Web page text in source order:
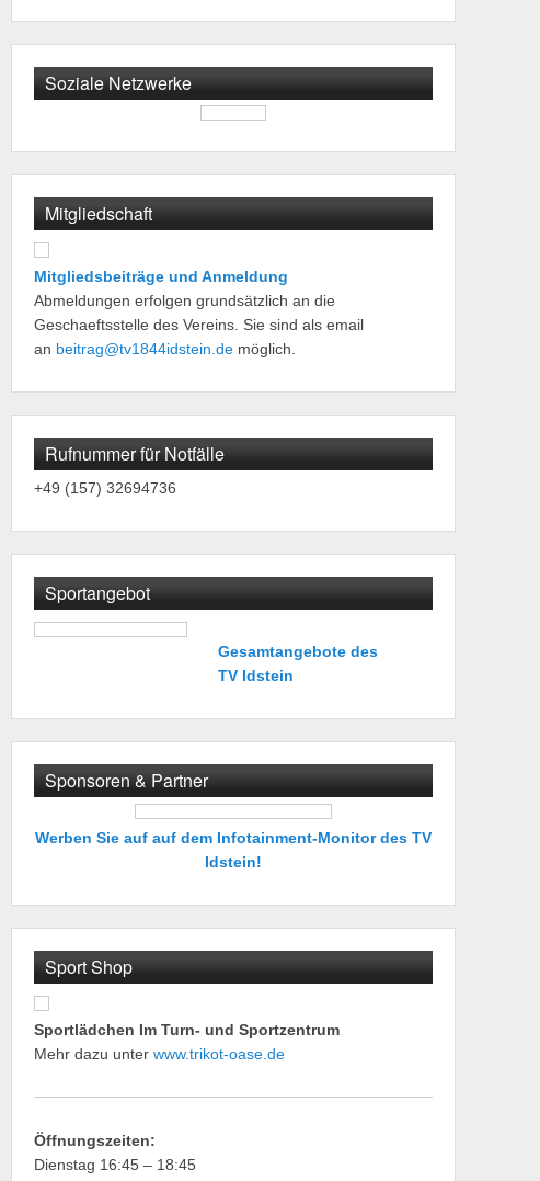
Soziale Netzwerke
Mitgliedschaft
Mitgliedsbeiträge und Anmeldung
Abmeldungen erfolgen grundsätzlich an die
Geschaeftsstelle des Vereins. Sie sind als email
an beitrag@tv1844idstein.de möglich.
Rufnummer für Notfälle
+49 (157) 32694736
Sportangebot
Gesamtangebote des
TV Idstein
Sponsoren & Partner
Werben Sie auf auf dem Infotainment-Monitor des TV
Idstein!
Sport Shop
Sportlädchen Im Turn- und Sportzentrum
Mehr dazu unter www.trikot-oase.de
Öffnungszeiten:
Dienstag 16:45 – 18:45